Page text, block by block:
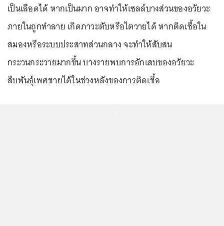
เป็นเลือดได้ หากเป็นมาก อาจทำให้เซลล์บางส่วนของอวัยวะ
ภายในถูกทำลาย เกิดภาวะตับหรือไตวายได้ หากติดเชื้อใน
สมองหรือระบบประสาทส่วนกลาง จะทำให้สับสน
กระวนกระวายมากขึ้น บางรายพบการอักเสบของอวัยวะ
สืบพันธุ์เพศชายได้ในช่วงหลังของการติดเชื้อ